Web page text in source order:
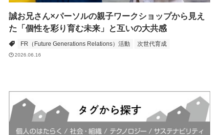
誠お兄さん×パーソルの親子ワークショップから見え
た「個性を彩り育む未来」と互いの大共感
FR（Future Generations Relations）活動 次世代育成
2026.06.16